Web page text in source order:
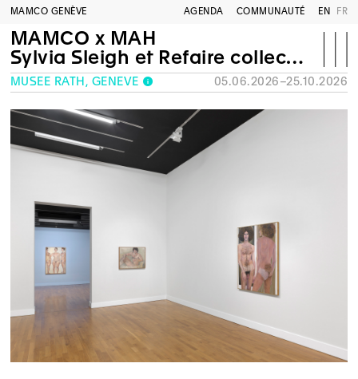
MAMCO GENÈVE AGENDA COMMUNAUTÉ EN FR
MAMCO x MAH
Sylvia Sleigh et Refaire collection : une exposition en deux parties
MUSÉE RATH, GENÈVE 05.06.2026–25.10.2026